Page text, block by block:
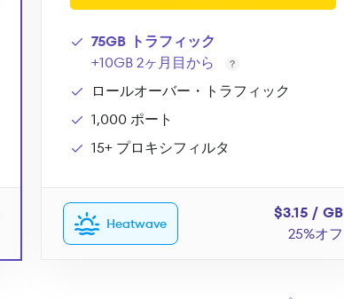
75GB トラフィック
+10GB 2ヶ月目から
ロールオーバー・トラフィック
1,000 ポート
15+ プロキシフィルタ
Heatwave
$3.15 / GB
25%オフ